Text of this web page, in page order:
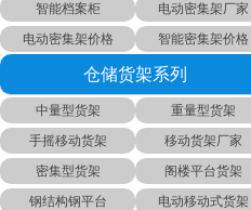
智能档案柜
电动密集架厂家
电动密集架价格
智能密集架价格
仓储货架系列
中量型货架
重量型货架
手摇移动货架
移动货架厂家
密集型货架
阁楼平台货架
钢结构钢平台
电动移动式货架